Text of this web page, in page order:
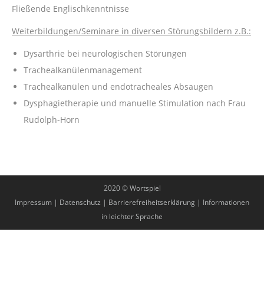
Fließende Englischkenntnisse
Weiterbildungen/Seminare in diversen Störungsbildern z.B.:
Dysarthrie bei neurologischen Störungen
Trachealkanülenmanagement
Trachealkanülen und endotracheales Absaugen
Dysphagietherapie und manuelle Stimulation nach Frau
Rudolph-Horn
2020 © Wortspiel
Impressum | Datenschutz | Barrierefreiheitserklärung | Informationen
in leichter Sprache